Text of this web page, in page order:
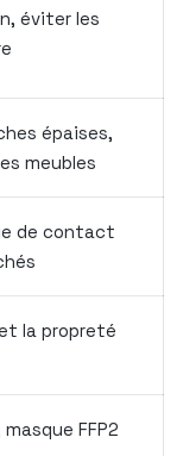
éviter les
épaises,
meubles
de contact
la propreté
FFP2